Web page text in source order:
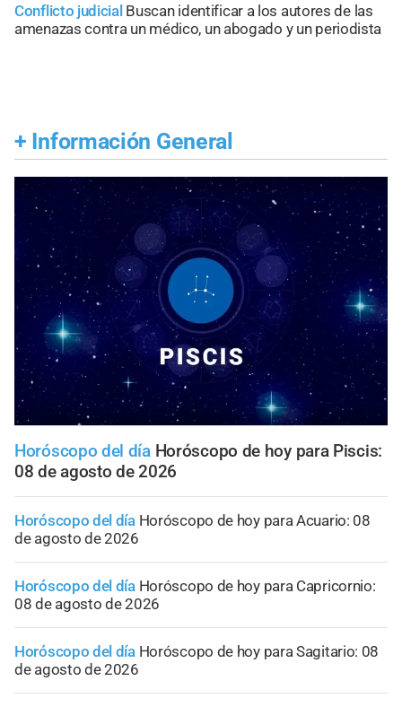
Conflicto judicial Buscan identificar a los autores de las
amenazas contra un médico, un abogado y un periodista
+ Información General
Horóscopo del día Horóscopo de hoy para Piscis:
08 de agosto de 2026
Horóscopo del día Horóscopo de hoy para Acuario: 08
de agosto de 2026
Horóscopo del día Horóscopo de hoy para Capricornio:
08 de agosto de 2026
Horóscopo del día Horóscopo de hoy para Sagitario: 08
de agosto de 2026